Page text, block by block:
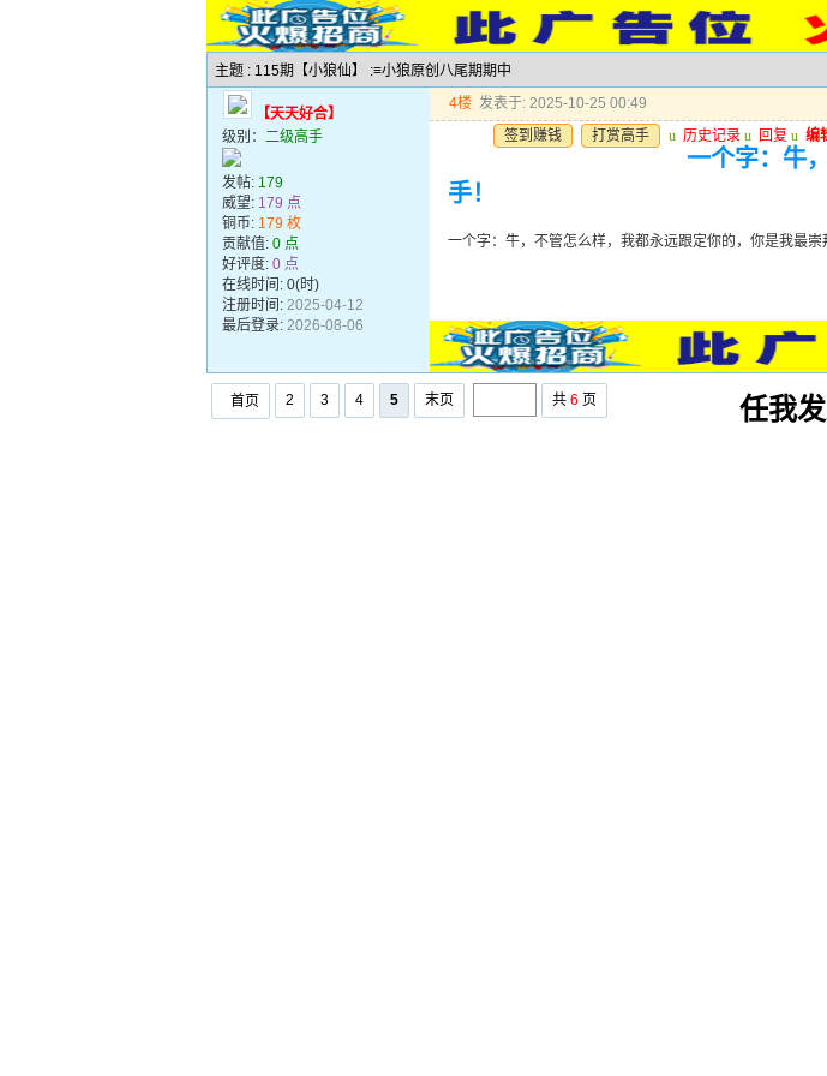
主题 : 115期【小狼仙】 :≡小狼原创八尾期期中
【天天好合】
级别： 二级高手
发帖: 179
威望: 179 点
铜币: 179 枚
贡献值: 0 点
好评度: 0 点
在线时间: 0(时)
注册时间: 2025-04-12
最后登录: 2026-08-06
4楼 发表于: 2025-10-25 00:49
签到赚钱
打赏高手 u 历史记录 u 回复 u 编
一个字：牛
手！
一个字：牛，不管怎么样，我都永远跟定你的，你是我最崇
首页 2 3 4 5 末页 共 6 页 任我发